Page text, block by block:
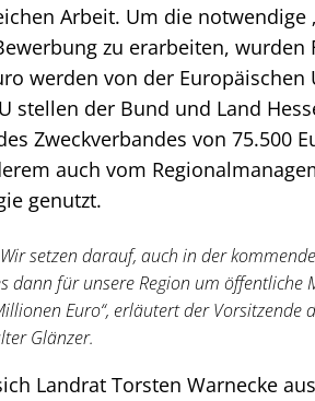
Arbeit. Um die notwendige
zu erarbeiten,
werden von der Europäischen
stellen der Bund und Land
Zweckverbandes von 75.500
auch vom
genutzt.
setzen darauf, auch in der
dann für unsere Region um öffentliche
Euro“, erläutert der Vorsitzende
Glänzer.
Landrat Torsten Warnecke